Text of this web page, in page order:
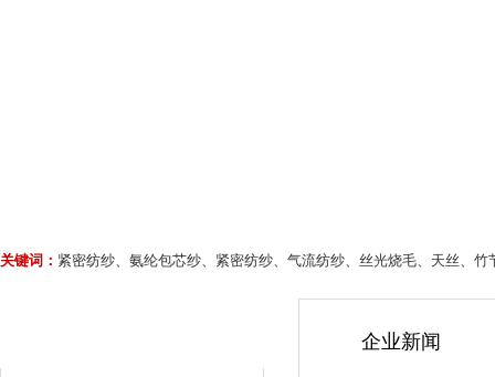
关键词： 紧密纺纱、氨纶包芯纱、紧密纺纱、气流纺纱、丝光烧毛、天丝、
企业新闻